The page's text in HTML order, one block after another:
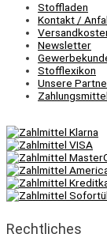
Stoffladen
Kontakt /
Newsletter
Stofflexikon
Unsere
Zahlungsmittel
Rechtliches